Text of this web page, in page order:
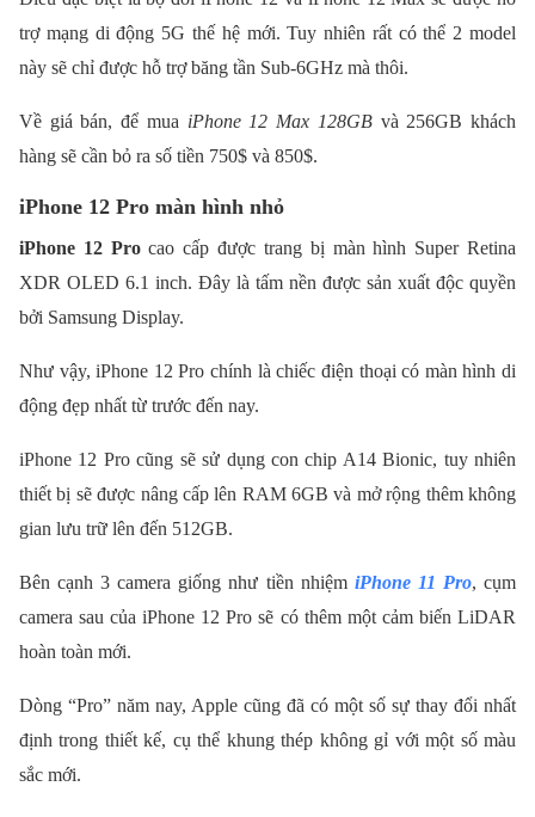
trợ mạng di động 5G thế hệ mới. Tuy nhiên rất có thể 2 model
này sẽ chỉ được hỗ trợ băng tần Sub-6GHz mà thôi.
Về giá bán, để mua iPhone 12 Max 128GBvà 256GB khách
hàng sẽ cần bỏ ra số tiền 750$ và 850$.
iPhone 12 Pro màn hình nhỏ
iPhone 12 Procao cấp được trang bị màn hình Super Retina
XDR OLED 6.1 inch. Đây là tấm nền được sản xuất độc quyền
bởi Samsung Display.
Như vậy, iPhone 12 Pro chính là chiếc điện thoại có màn hình di
động đẹp nhất từ trước đến nay.
iPhone 12 Pro cũng sẽ sử dụng con chip A14 Bionic, tuy nhiên
thiết bị sẽ được nâng cấp lên RAM 6GB và mở rộng thêm không
gian lưu trữ lên đến 512GB.
Bên cạnh 3 camera giống như tiền nhiệm iPhone 11 Pro, cụm
camera sau của iPhone 12 Pro sẽ có thêm một cảm biến LiDAR
hoàn toàn mới.
Dòng “Pro” năm nay, Apple cũng đã có một số sự thay đổi nhất
định trong thiết kế, cụ thể khung thép không gỉ với một số màu
sắc mới.